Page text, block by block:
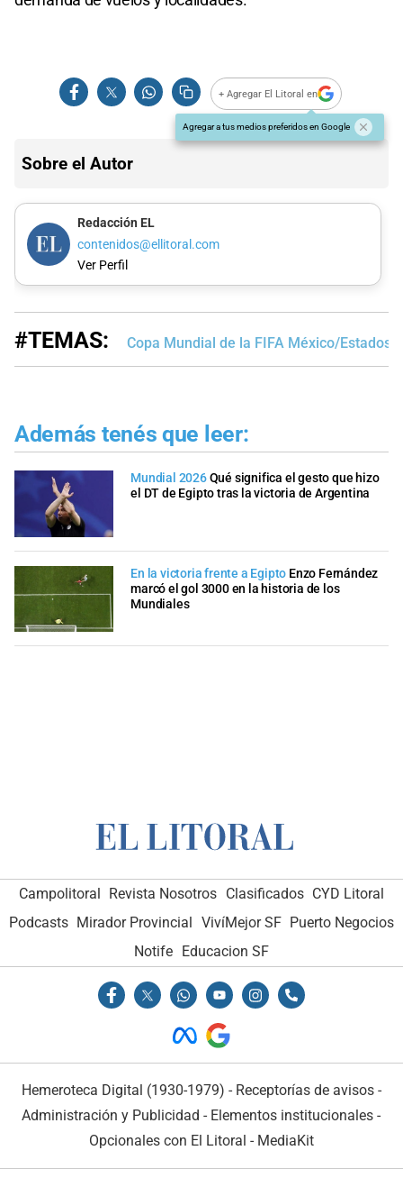
+ Agregar El Litoral en
Agregar a tus medios preferidos en Google
Sobre el Autor
Redacción EL
contenidos@ellitoral.com
Ver Perfil
#TEMAS: Copa Mundial de la FIFA México/Estados
Además tenés que leer:
Mundial 2026Qué significa el gesto que hizo
el DT de Egipto tras la victoria de Argentina
En la victoria frente a Egipto Enzo Fernández
marcó el gol 3000 en la historia de los
Mundiales
Campolitoral Revista Nosotros Clasificados CYD Litoral
Podcasts Mirador Provincial VivíMejor SF Puerto Negocios
Notife Educacion SF
Hemeroteca Digital (1930-1979) - Receptorías de avisos -
Administración y Publicidad - Elementos institucionales -
Opcionales con El Litoral - MediaKit